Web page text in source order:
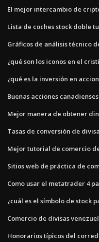
El mejor intercambio de
Lista de coches stock doble
Gráficos de análisis técnico
¿qué son los iconos en el
¿qué es la inversión en
Buenas acciones
Mejor manera de obtener
Tasas de conversión de
Mejor tutorial de comercio
Sitios web de práctica de
Como usar el metatrader 4
¿cuál es el símbolo de stock
Comercio de divisas
Honorarios típicos del